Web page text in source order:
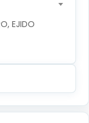
EJIDO